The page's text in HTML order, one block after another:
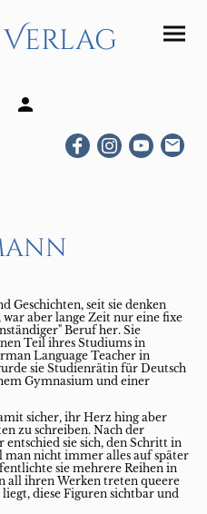
Geschichten, seit sie denken
war aber lange Zeit nur eine fixe
Beruf her. Sie
Teil ihres Studiums in
Language Teacher in
sie Studienrätin für Deutsch
Gymnasium und einer
sicher, ihr Herz hing aber
zu schreiben. Nach der
sie sich, den Schritt in
man nicht immer alles auf später
sie mehrere Reihen in
all ihren Werken treten queere
diese Figuren sichtbar und